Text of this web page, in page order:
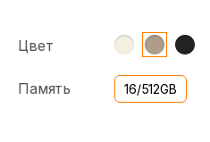
Цвет
Память 16/512GB